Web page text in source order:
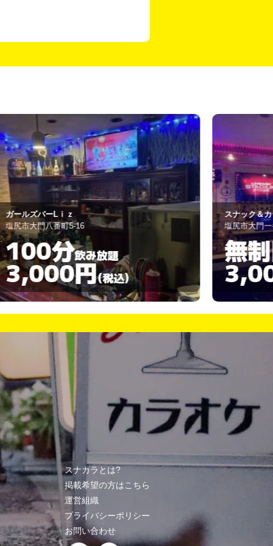
ルズバーLｉｚ
市大門八番町5-16
分飲み放題
円(税込)
スナック＆カ
塩尻市大門一番
無制
スナカラとは?
掲載希望の方はこちら
運営組織
プライバシーポリシー
お問い合わせ